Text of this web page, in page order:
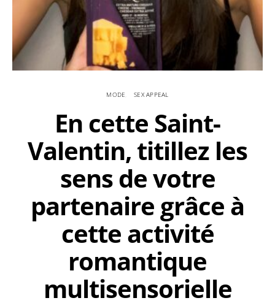
MODE SEX APPEAL
En cette Saint-
Valentin, titillez les
sens de votre
partenaire grâce à
cette activité
romantique
multisensorielle